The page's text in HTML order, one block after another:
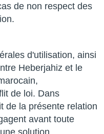
de non respect des
d'utilisation, ainsi
Heberjahiz et le
de loi. Dans
de la présente relation
avant toute